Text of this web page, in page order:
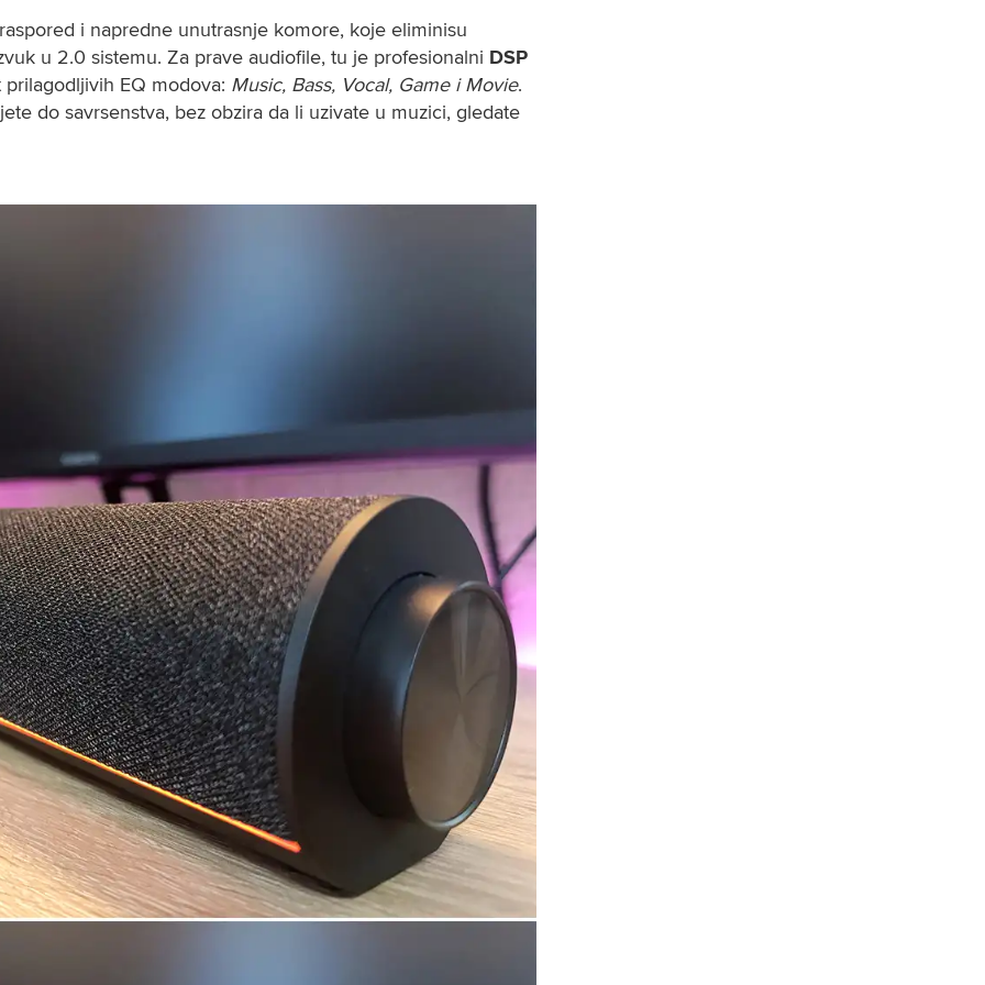
i napredne unutrasnje komore, koje eliminisu
u 2.0 sistemu. Za prave audiofile, tu je profesionalni DSP
EQ modova: Music, Bass, Vocal, Game i Movie.
do savrsenstva, bez obzira da li uzivate u muzici, gledate